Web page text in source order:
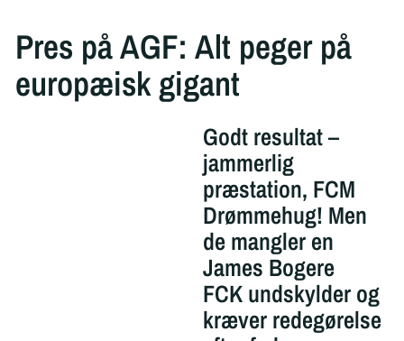
Pres på AGF: Alt peger på
europæisk gigant
Godt resultat –
jammerlig
præstation, FCM
Drømmehug! Men
de mangler en
James Bogere
FCK undskylder og
kræver redegørelse